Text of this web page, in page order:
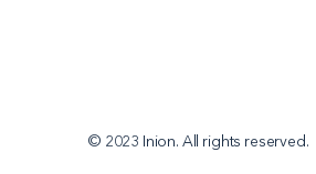
© 2023 Inion. All rights reserved.